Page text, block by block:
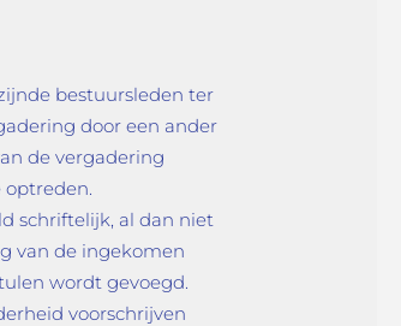
bestuursleden ter
door een ander
de vergadering
optreden.
schriftelijk, al dan niet
van de ingekomen
wordt gevoegd.
voorschrijven